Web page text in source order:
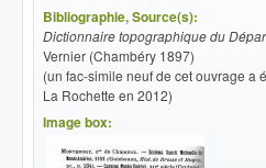
Bibliographie, Source(s):
Dictionnaire topographique du
Vernier (Chambéry 1897)
(un fac-simile neuf de cet ouvrage a
La Rochette en 2012)
Image box: